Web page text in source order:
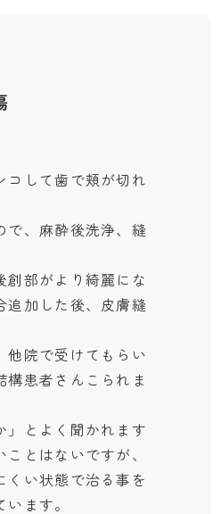
コして歯で頬が切れ
で、麻酔後洗浄、縫
創部がより綺麗にな
追加した後、皮膚縫
他院で受けてもらい
構患者さんこられま
」とよく聞かれます
とはないですが、
くい状態で治る事を
ます。